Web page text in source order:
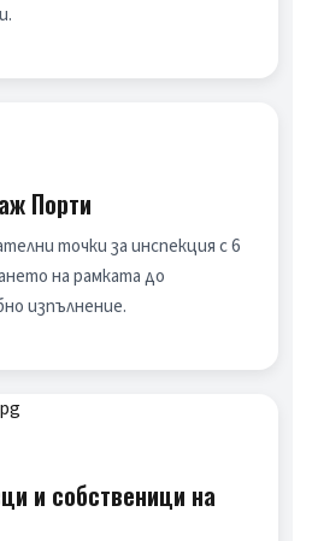
Порти
точки за инспекция с 6
на рамката до
изпълнение.
и собственици на